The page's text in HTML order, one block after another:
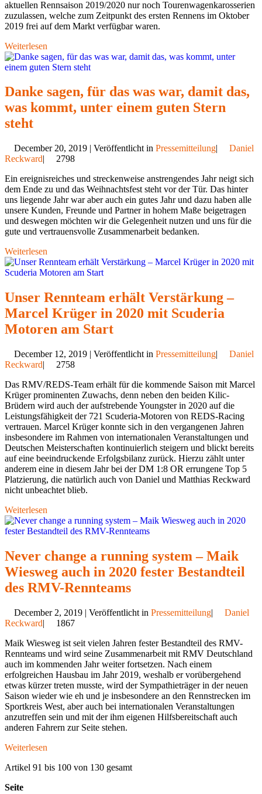
aktuellen Rennsaison 2019/2020 nur noch Tourenwagenkarosserien
zuzulassen, welche zum Zeitpunkt des ersten Rennens im Oktober
2019 frei auf dem Markt verfügbar waren.
Weiterlesen
Danke sagen, für das was war, damit das,
was kommt, unter einem guten Stern
steht
December 20, 2019 | Veröffentlicht in Pressemitteilung|
Daniel
Reckward|
2798
Ein ereignisreiches und streckenweise anstrengendes Jahr neigt sich
dem Ende zu und das Weihnachtsfest steht vor der Tür. Das hinter
uns liegende Jahr war aber auch ein gutes Jahr und dazu haben alle
unsere Kunden, Freunde und Partner in hohem Maße beigetragen
und deswegen möchten wir die Gelegenheit nutzen und uns für die
gute und vertrauensvolle Zusammenarbeit bedanken.
Weiterlesen
Unser Rennteam erhält Verstärkung –
Marcel Krüger in 2020 mit Scuderia
Motoren am Start
December 12, 2019 | Veröffentlicht in Pressemitteilung|
Daniel
Reckward|
2758
Das RMV/REDS-Team erhält für die kommende Saison mit Marcel
Krüger prominenten Zuwachs, denn neben den beiden Kilic-
Brüdern wird auch der aufstrebende Youngster in 2020 auf die
Leistungsfähigkeit der 721 Scuderia-Motoren von REDS-Racing
vertrauen. Marcel Krüger konnte sich in den vergangenen Jahren
insbesondere im Rahmen von internationalen Veranstaltungen und
Deutschen Meisterschaften kontinuierlich steigern und blickt bereits
auf eine beeindruckende Erfolgsbilanz zurück. Hierzu zählt unter
anderem eine in diesem Jahr bei der DM 1:8 OR errungene Top 5
Platzierung, die natürlich auch von Daniel und Matthias Reckward
nicht unbeachtet blieb.
Weiterlesen
Never change a running system – Maik
Wiesweg auch in 2020 fester Bestandteil
des RMV-Rennteams
December 2, 2019 | Veröffentlicht in Pressemitteilung|
Daniel
Reckward|
1867
Maik Wiesweg ist seit vielen Jahren fester Bestandteil des RMV-
Rennteams und wird seine Zusammenarbeit mit RMV Deutschland
auch im kommenden Jahr weiter fortsetzen. Nach einem
erfolgreichen Hausbau im Jahr 2019, weshalb er vorübergehend
etwas kürzer treten musste, wird der Sympathieträger in der neuen
Saison wieder wie eh und je insbesondere an den Rennstrecken im
Sportkreis West, aber auch bei internationalen Veranstaltungen
anzutreffen sein und mit der ihm eigenen Hilfsbereitschaft auch
anderen Fahrern zur Seite stehen.
Weiterlesen
Artikel 91 bis 100 von 130 gesamt
Seite